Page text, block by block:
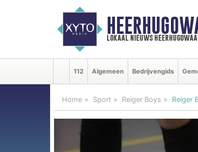
lokaal nieuws
112 Algemeen Bedrijvengids
Home Sport Reiger Boys Reiger